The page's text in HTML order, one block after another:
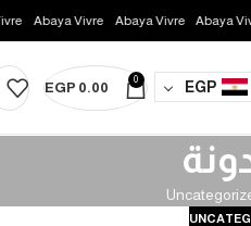
Abaya Vivre Abaya Vivre Abaya Vivre
EGP
0
EGP 0.00